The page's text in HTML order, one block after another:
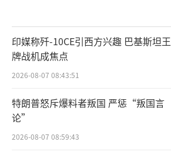
印媒称歼-10CE引西方兴趣 巴基斯坦王
牌战机成焦点
2026-08-07 08:43:51
特朗普怒斥爆料者叛国 严惩“叛国言
论”
2026-08-07 08:59:43